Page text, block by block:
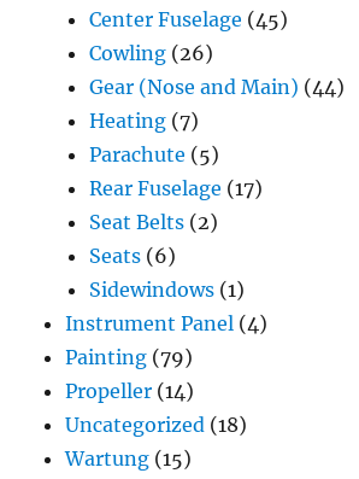
Center Fuselage (45)
Cowling (26)
Gear (Nose and Main) (44)
Heating (7)
Parachute (5)
Rear Fuselage (17)
Seat Belts (2)
Seats (6)
Sidewindows (1)
Instrument Panel (4)
Painting (79)
Propeller (14)
Uncategorized (18)
Wartung (15)